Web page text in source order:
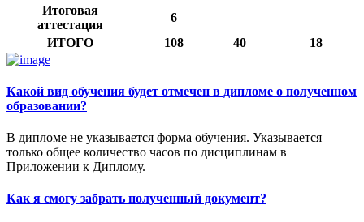
Итоговая
аттестация
6
ИТОГО
108 40 18
Какой вид обучения будет отмечен в дипломе о полученном
образовании?
В дипломе не указывается форма обучения. Указывается
только общее количество часов по дисциплинам в
Приложении к Диплому.
Как я смогу забрать полученный документ?